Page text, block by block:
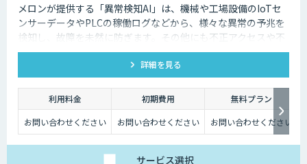
メロンが提供する「異常検知AI」は、機械や工場設備のIoTセ
ンサーデータやPLCの稼働ログなどから、様々な異常の予兆を
検知し、故障を未然に防ぎます。その他にも不正アクセスや不
正取引の検出といったサイバーセキュリティにも活用可能で
詳細を見る
利用料金 初期費用
無料プラン
お問い合わせください
お問い合わせください お問い合わせください
サービス選択